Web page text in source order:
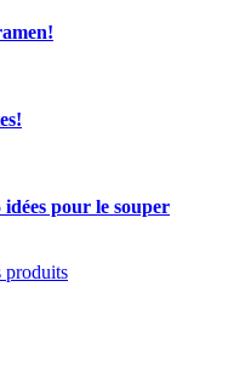
pour le souper
produits